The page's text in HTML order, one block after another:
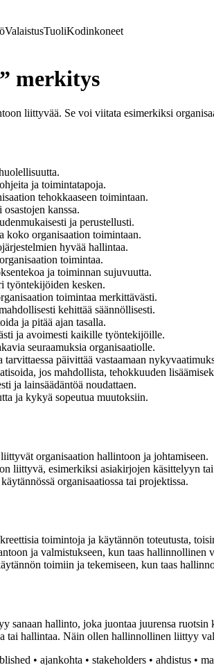
ValaistusTuoliKodinkoneet
merkitys
liittyvää. Se voi viitata esimerkiksi
ja toimintatapoja.
tehokkaaseen toimintaan.
kanssa.
ja perustellusti.
koko organisaation toimintaan.
hyvää hallintaa.
toimintaa.
ja toiminnan sujuvuutta.
työntekijöiden kesken.
toimintaa merkittävästi.
kehittää säännöllisesti.
ja pitää ajan tasalla.
ja avoimesti kaikille työntekijöille.
seuraamuksia organisaatiolle.
päivittää vastaamaan
jos mahdollista, tehokkuuden
ja lainsäädäntöä noudattaen.
ja kykyä sopeutua muutoksiin.
organisaation hallintoon ja johtamiseen.
liittyvä, esimerkiksi asiakirjojen käsittelyyn
organisaatiossa tai projektissa.
toimintoja ja käytännön toteutusta,
ja valmistukseen, kun taas hallinnollinen
toimiin ja tekemiseen, kun taas
hallinto, joka juontaa juurensa
tai hallintaa. Näin ollen hallinnollinen liittyy
• ajankohta • stakeholders • ahdistus •